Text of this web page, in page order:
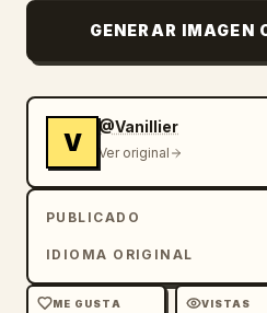
reservado para el
colores de multitud en
desenfocados, luces
cielo azul y desenfoque
campo. Incluir una
ondeando en el lado
estadio y un marcador
verde/amarillo.
GENERAR IMAGEN
V
@Vanillier
Ver original
PUBLICADO
IDIOMA ORIGINAL
ME GUSTA VISTAS